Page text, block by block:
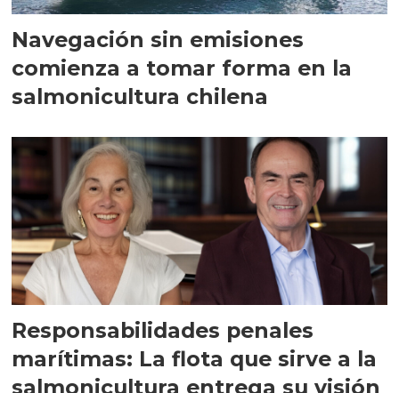
Navegación sin emisiones
comienza a tomar forma en la
salmonicultura chilena
Responsabilidades penales
marítimas: La flota que sirve a la
salmonicultura entrega su visión